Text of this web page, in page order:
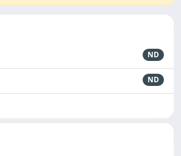
ND
ND